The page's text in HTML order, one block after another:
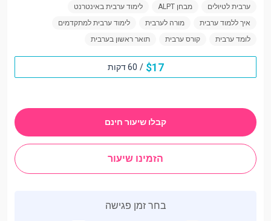
ערבית לטיולים
מבחן ALPT
לימוד ערבית באינטרנט
איך ללמוד ערבית
מורה לערבית
לימוד ערבית למתקדמים
לומד ערבית
קורס ערבית תואר ראשון בערבית
17
$
/ 60 דקות
קבלו שיעור חינם
הזמינו שיעור
בחר זמן פגישה